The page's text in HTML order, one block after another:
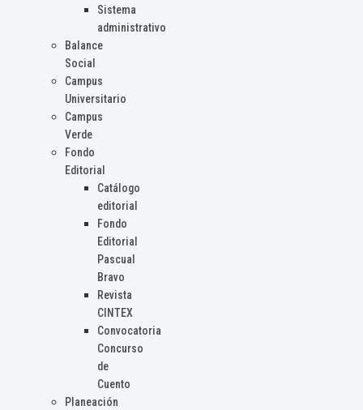
Sistema
administrativo
Balance
Social
Campus
Universitario
Campus
Verde
Fondo
Editorial
Catálogo
editorial
Fondo
Editorial
Pascual
Bravo
Revista
CINTEX
Convocatoria
Concurso
de
Cuento
Planeación